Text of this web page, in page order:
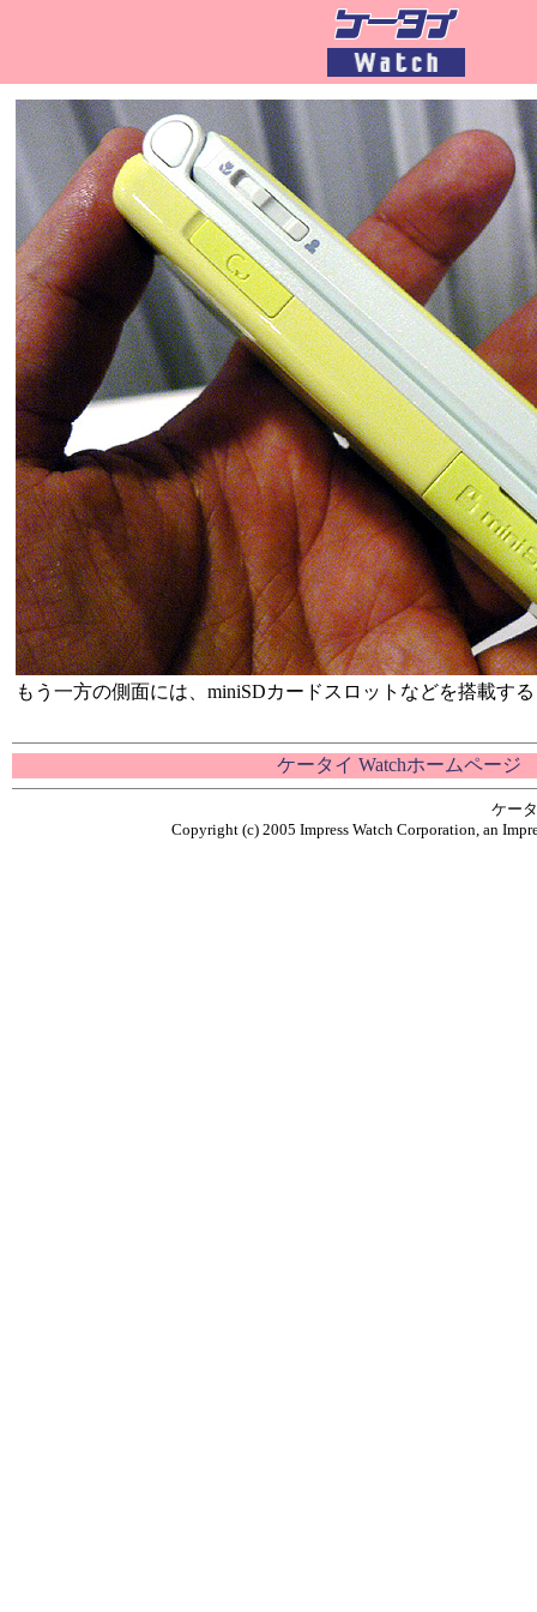
もう一方の側面には、miniSDカードスロットなどを搭載する
ケータイ Watchホームページ
ケー
Copyright (c) 2005 Impress Watch Corporation, an